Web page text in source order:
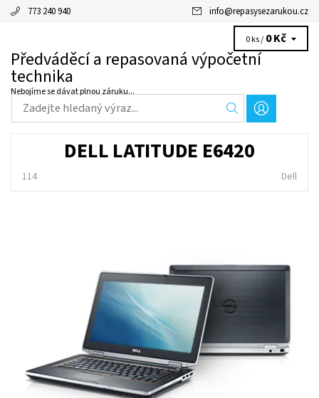
773 240 940 info@repasysezarukou.cz
Předváděcí a repasovaná výpočetní
technika
Nebojíme se dávat plnou záruku...
0 ks / 0 Kč
DELL LATITUDE E6420
114 Dell